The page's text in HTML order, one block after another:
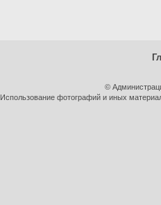
©
Использование фотографий и иных